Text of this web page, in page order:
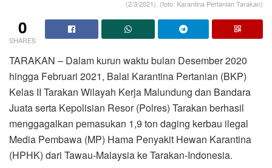
(2/3/2021). (foto: Karantina Pertanian Tarakan)
0
SHARES
TARAKAN – Dalam kurun waktu bulan Desember 2020
hingga Februari 2021, Balai Karantina Pertanian (BKP)
Kelas II Tarakan Wilayah Kerja Malundung dan Bandara
Juata serta Kepolisian Resor (Polres) Tarakan berhasil
menggagalkan pemasukan 1,9 ton daging kerbau ilegal
Media Pembawa (MP) Hama Penyakit Hewan Karantina
(HPHK) dari Tawau-Malaysia ke Tarakan-Indonesia.